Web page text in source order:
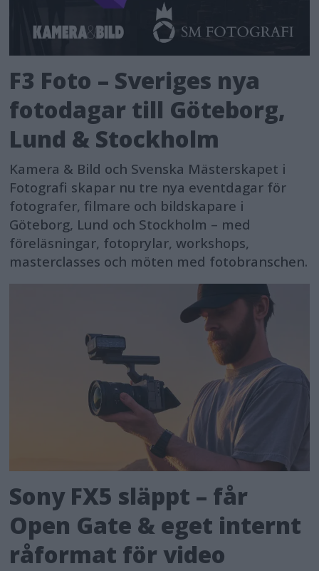
F3 Foto – Sveriges nya
fotodagar till Göteborg,
Lund & Stockholm
Kamera & Bild och Svenska Mästerskapet i
Fotografi skapar nu tre nya eventdagar för
fotografer, filmare och bildskapare i
Göteborg, Lund och Stockholm – med
föreläsningar, fotoprylar, workshops,
masterclasses och möten med fotobranschen.
Sony FX5 släppt – får
Open Gate & eget internt
råformat för video